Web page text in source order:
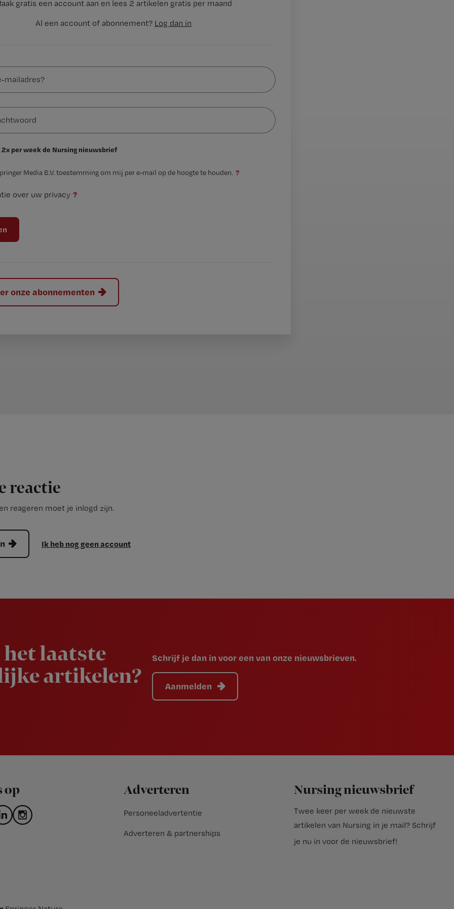
gratis een account aan en lees 2 artikelen gratis per maand
Al een account of abonnement? Log dan in
2x per week de Nursing nieuwsbrief
Media B.V. toestemming om mij per e-mail op de hoogte te houden. ?
over uw privacy ?
onze abonnementen
reactie
reageren moet je inlogd zijn.
Ik heb nog geen account
laatste
artikelen?
Schrijf je dan in voor een van onze nieuwsbrieven.
Aanmelden
op Adverteren
Personeeladvertentie
Adverteren & partnerships
Nursing nieuwsbrief
Twee keer per week de nieuwste
artikelen van Nursing in je mail? Schrijf
je nu in voor de nieuwsbrief!